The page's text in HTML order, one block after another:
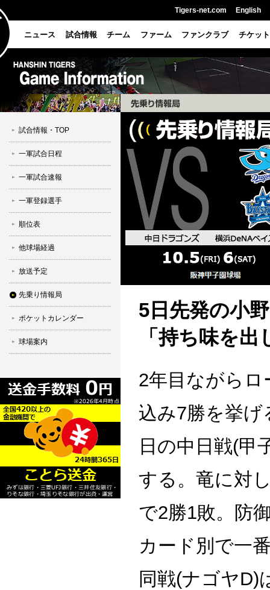
Tigers-net.com English
ニュース 試合情報 チーム ファーム ファンクラブ チケット
試合情報・TOP
一軍試合日程
一軍試合速報
一軍登録選手
順位表
他球場経過
放送予定
先乗り情報局
ポケットカレンダー
球場案内
5日先発の小
「持ち味を
2年目ながらロ
込み7勝を挙げ
日の中日戦(甲
する。竜に対
で2勝1敗。防
カード別で一
同戦(ナゴヤD)